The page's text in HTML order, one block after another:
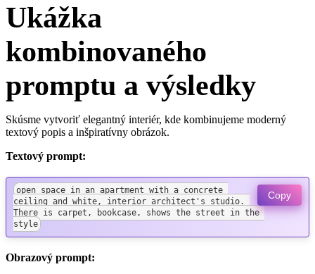
Ukážka
kombinovaného
promptu a výsledky
Skúsme vytvoriť elegantný interiér, kde kombinujeme moderný
textový popis a inšpiratívny obrázok.
Textový prompt:
open space in an apartment with a concrete
ceiling and white, interior architect's studio.
There is carpet, bookcase, shows the street in the
style
Copy
Obrazový prompt: